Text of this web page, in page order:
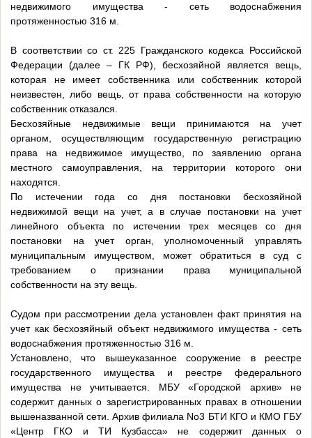
недвижимого имущества - сеть водоснабжения
протяженностью 316 м.
В соответствии со ст. 225 Гражданского кодекса Российской
Федерации (далее – ГК РФ), бесхозяйной является вещь,
которая не имеет собственника или собственник которой
неизвестен, либо вещь, от права собственности на которую
собственник отказался.
Бесхозяйные недвижимые вещи принимаются на учет
органом, осуществляющим государственную регистрацию
права на недвижимое имущество, по заявлению органа
местного самоуправления, на территории которого они
находятся.
По истечении года со дня постановки бесхозяйной
недвижимой вещи на учет, а в случае постановки на учет
линейного объекта по истечении трех месяцев со дня
постановки на учет орган, уполномоченный управлять
муниципальным имуществом, может обратиться в суд с
требованием о признании права муниципальной
собственности на эту вещь.
Судом при рассмотрении дела установлен факт принятия на
учет как бесхозяйный объект недвижимого имущества - сеть
водоснабжения протяженностью 316 м.
Установлено, что вышеуказанное сооружение в реестре
государственного имущества и реестре федерального
имущества не учитывается. МБУ «Городской архив» не
содержит данных о зарегистрированных правах в отношении
вышеназванной сети. Архив филиала No3 БТИ КГО и КМО ГБУ
«Центр ГКО и ТИ Кузбасса» не содержит данных о